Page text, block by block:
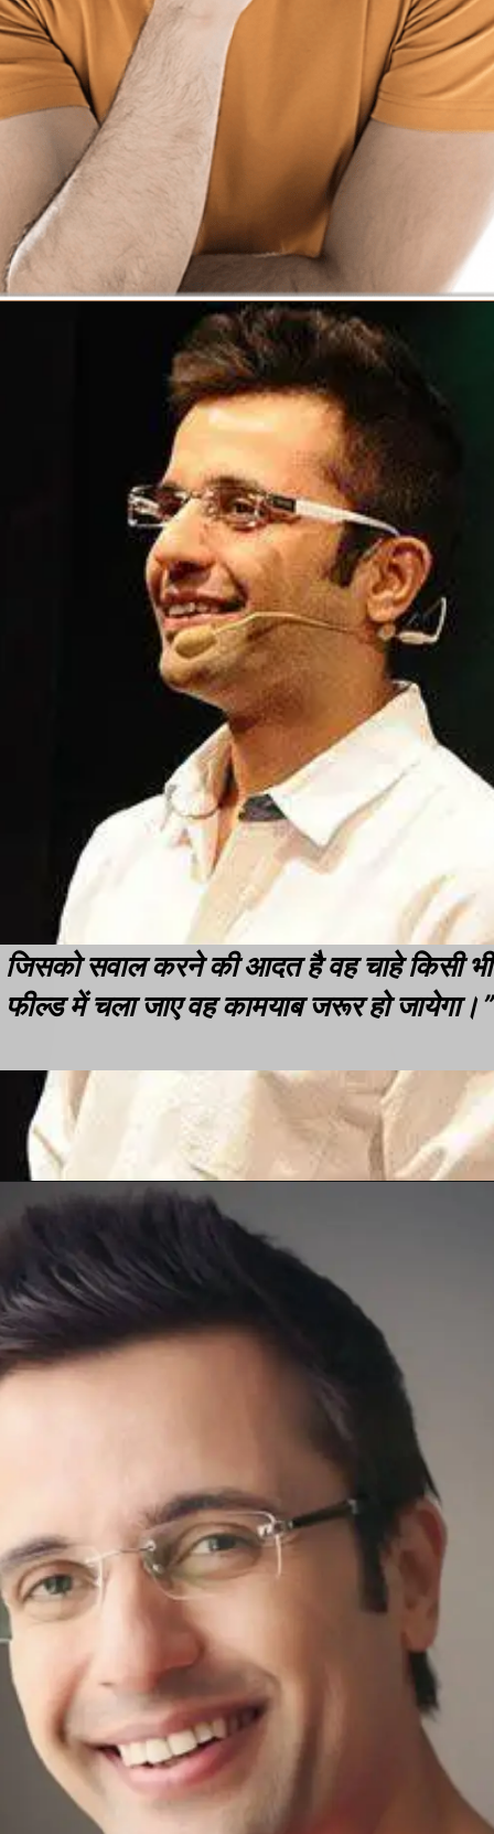
जिसको सवाल करने की आदत है वह चाहे किसी भी
फील्ड में चला जाए वह कामयाब जरूर हो जायेगा।”